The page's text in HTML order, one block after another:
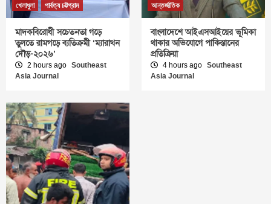
খেলাধুলা পার্বত্য চট্টগ্রাম
মাদকবিরোধী সচেতনতা গড়ে
তুলতে রামগড়ে ব্যতিক্রমী ‘ম্যারাথন
দৌড়-২০২৬’
2 hours ago Southeast
Asia Journal
আন্তর্জাতিক
বাংলাদেশে আইএসআইয়ের ভূমিকা
থাকার অভিযোগে পাকিস্তানের
প্রতিক্রিয়া
4 hours ago Southeast
Asia Journal